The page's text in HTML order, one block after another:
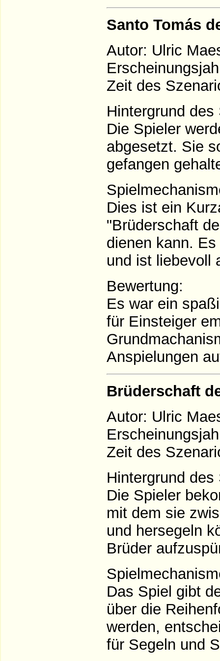
Santo Tomás
Autor: Ulric
Zeit des
Hintergrund des
Die Spieler
abgesetzt. Sie
gefangen
Dies ist ein
"Brüderschaft
dienen kann.
und ist liebevoll
Bewertung:
Es war ein
für Einsteiger
Anspielungen
Brüderschaft
Autor: Ulric
Zeit des
Hintergrund des
Die Spieler
mit dem sie
und hersegeln
Brüder
Das Spiel gibt
über die
werden,
für Segeln und